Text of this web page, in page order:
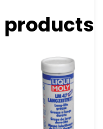
products